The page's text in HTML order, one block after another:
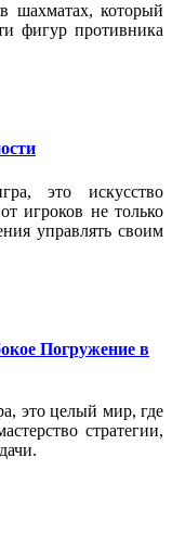
шахматах, который
фигур противника
это искусство
игроков не только
управлять своим
Погружение в
это целый мир, где
стратегии,